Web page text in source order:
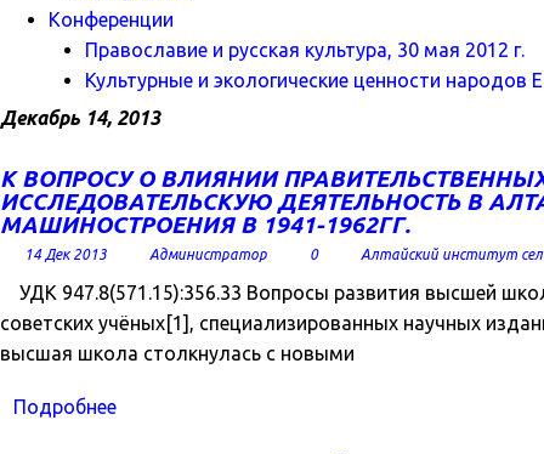
Конференции
Православие и русская культура, 30 мая 2012 г.
Культурные и экологические ценности народов
Декабрь 14, 2013
К ВОПРОСУ О ВЛИЯНИИ
ИССЛЕДОВАТЕЛЬСКУЮ ДЕЯТЕЛЬНОСТЬ В
МАШИНОСТРОЕНИЯ В 1941-1962ГГ.
14 Дек 2013 Администратор 0 Алтайский институт
УДК 947.8(571.15):356.33 Вопросы развития высшей
советских учёных[1], специализированных научных
высшая школа столкнулась с новыми
Подробнее